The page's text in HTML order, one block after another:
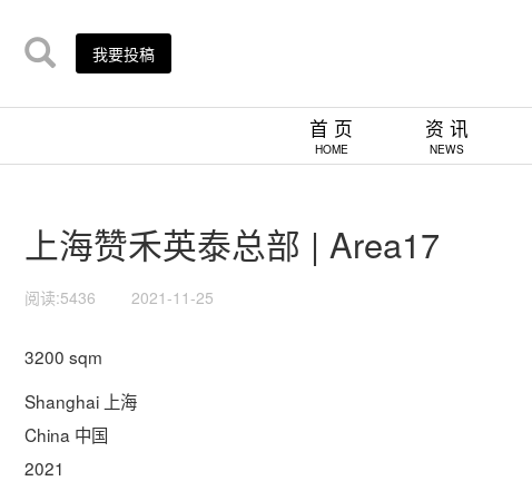
我要投稿
首 页
HOME
资 讯
NEWS
上海赞禾英泰总部 | Area17
阅读:5436 2021-11-25
3200 sqm
Shanghai 上海
China 中国
2021